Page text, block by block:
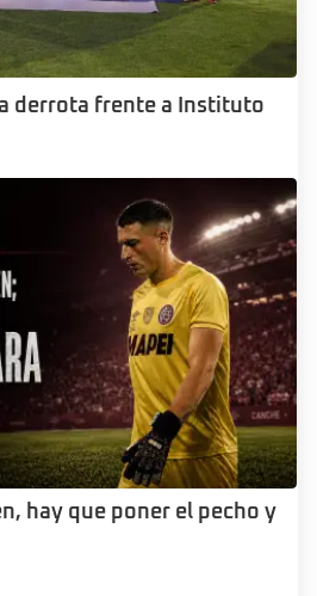
derrota frente a Instituto
hay que poner el pecho y